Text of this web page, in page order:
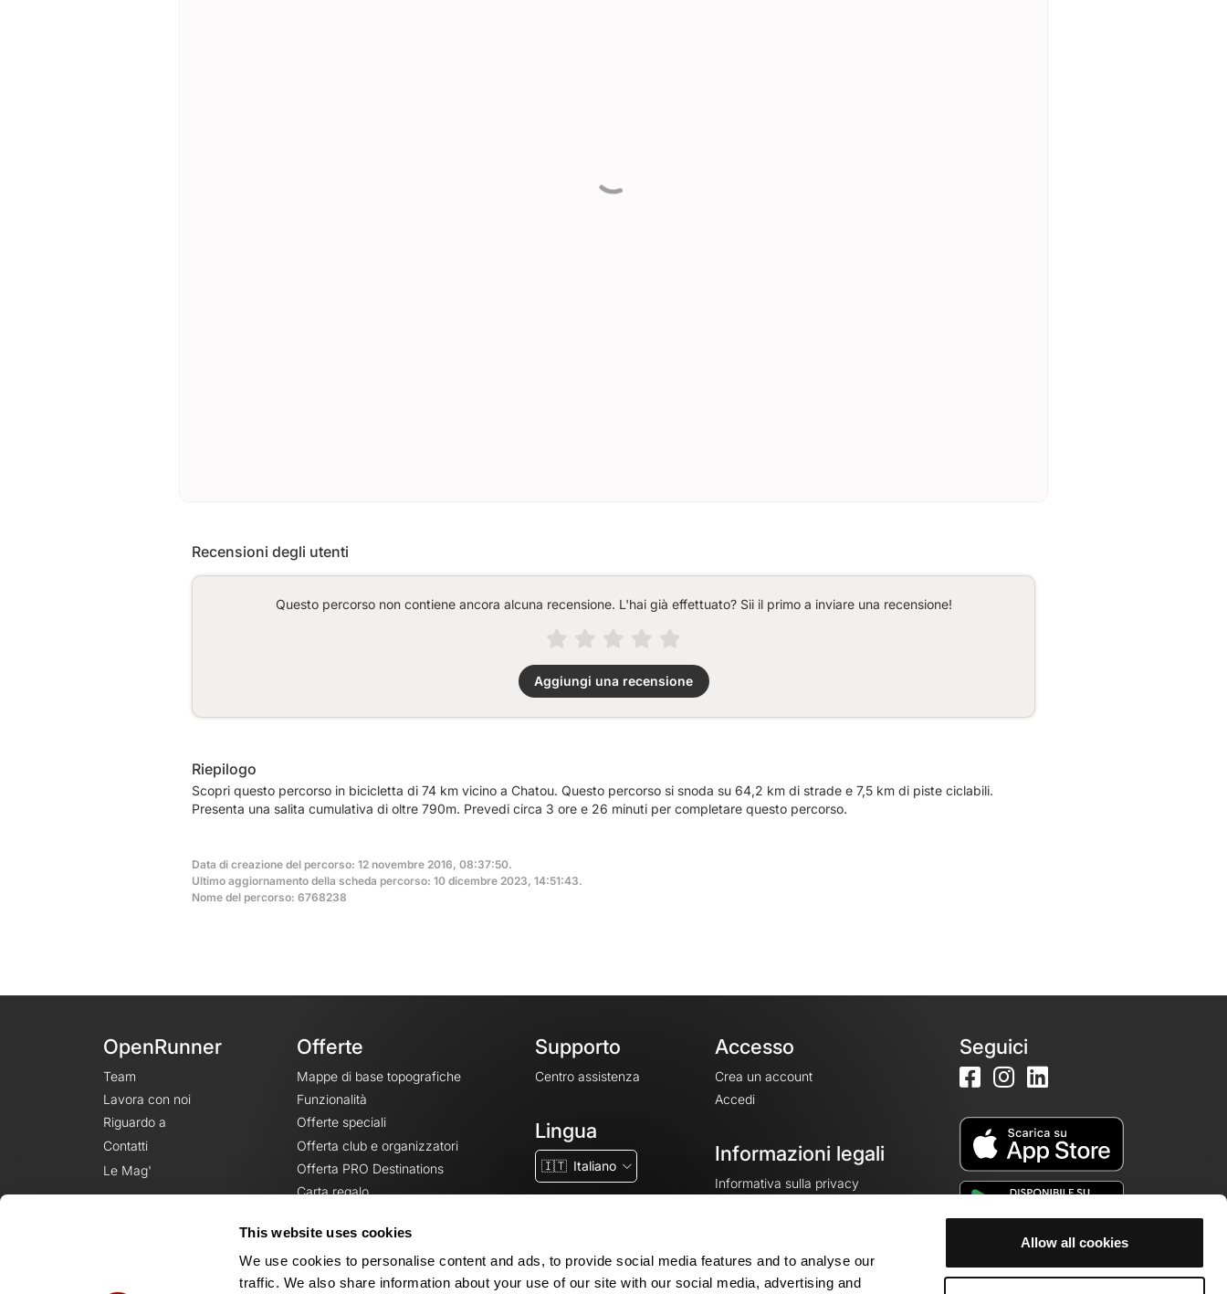
This website uses cookies
We use cookies to personalise content and ads, to provide social media features and to analyse our
traffic. We also share information about your use of our site with our social media, advertising and
Allow all cookies
Recensioni degli utenti
Questo percorso non contiene ancora alcuna recensione. L'hai già effettuato? Sii il primo a inviare una recensione!
Aggiungi una recensione
Riepilogo
Scopri questo percorso in bicicletta di 74 km vicino a Chatou. Questo percorso si snoda su 64,2 km di strade e 7,5 km di piste ciclabili.
Presenta una salita cumulativa di oltre 790m. Prevedi circa 3 ore e 26 minuti per completare questo percorso.
Data di creazione del percorso: 12 novembre 2016, 08:37:50.
Ultimo aggiornamento della scheda percorso: 10 dicembre 2023, 14:51:43.
Nome del percorso: 6768238
OpenRunner
Team
Lavora con noi
Riguardo a
Contatti
Le Mag'
Offerte
Mappe di base topografiche
Funzionalità
Offerte speciali
Offerta club e organizzatori
Offerta PRO Destinations
Carta regalo
Supporto
Centro assistenza
Lingua
🇮🇹 Italiano
Accesso
Crea un account
Accedi
Informazioni legali
Informativa sulla privacy
Impostazioni dei cookie
Seguici